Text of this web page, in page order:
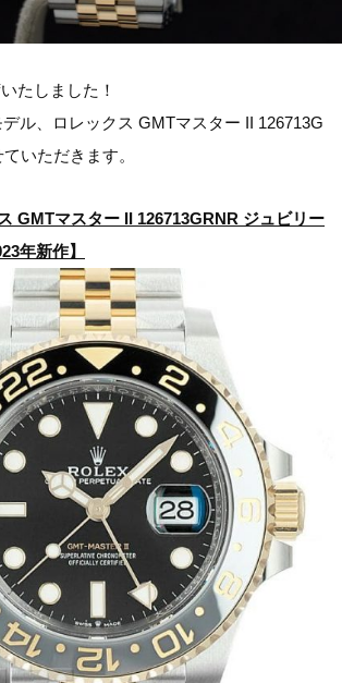
たしました！
ル、ロレックス GMTマスター II 126713G
いただきます。
GMTマスター II 126713GRNR ジュビリー
年新作】